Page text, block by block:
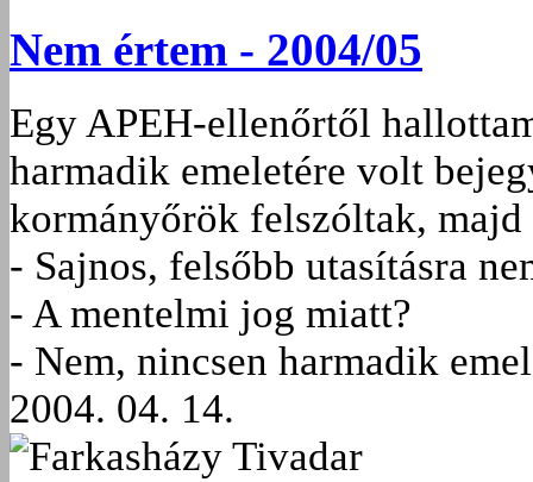
Nem értem - 2004/05
Egy APEH-ellenőrtől
harmadik emeletére volt
kormányőrök felszóltak,
- Sajnos, felsőbb utasításra
- A mentelmi jog miatt?
- Nem, nincsen harmadik
2004. 04. 14.
Farkasházy Tivadar